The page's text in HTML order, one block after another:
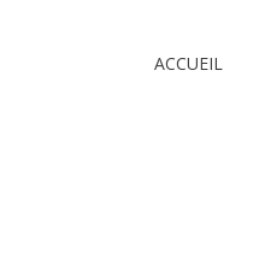
ACCUEIL